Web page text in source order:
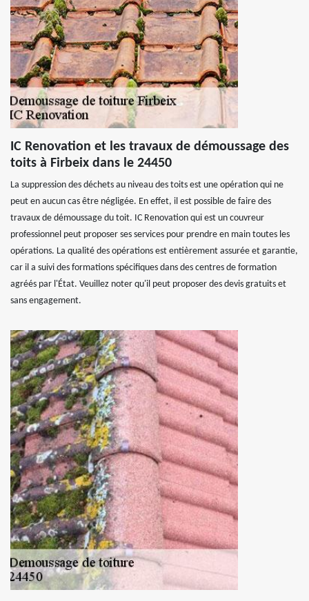
IC Renovation et les travaux de démoussage des
toits à Firbeix dans le 24450
La suppression des déchets au niveau des toits est une opération qui ne
peut en aucun cas être négligée. En effet, il est possible de faire des
travaux de démoussage du toit. IC Renovation qui est un couvreur
professionnel peut proposer ses services pour prendre en main toutes les
opérations. La qualité des opérations est entièrement assurée et garantie,
car il a suivi des formations spécifiques dans des centres de formation
agréés par l'État. Veuillez noter qu'il peut proposer des devis gratuits et
sans engagement.